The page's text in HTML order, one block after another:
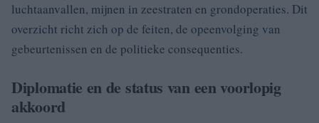
luchtaanvallen, mijnen in zeestraten en grondoperaties. Dit
overzicht richt zich op de feiten, de opeenvolging van
gebeurtenissen en de politieke consequenties.
Diplomatie en de status van een voorlopig
akkoord